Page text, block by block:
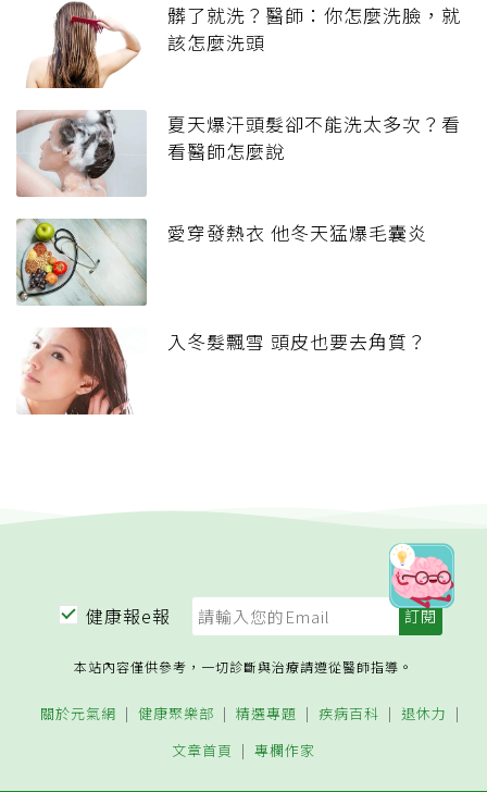
髒了就洗？醫師：你怎麼洗臉，就
該怎麼洗頭
夏天爆汗頭髮卻不能洗太多次？看
看醫師怎麼說
愛穿發熱衣 他冬天猛爆毛囊炎
入冬髮飄雪 頭皮也要去角質？
健康報e報
本站內容僅供參考，一切診斷與治療請遵從醫師指導。
關於元氣網 健康聚樂部 精選專題 疾病百科
退休力
文章首頁
專欄作家